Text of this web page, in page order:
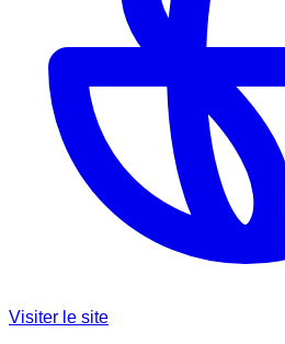
Visiter le site